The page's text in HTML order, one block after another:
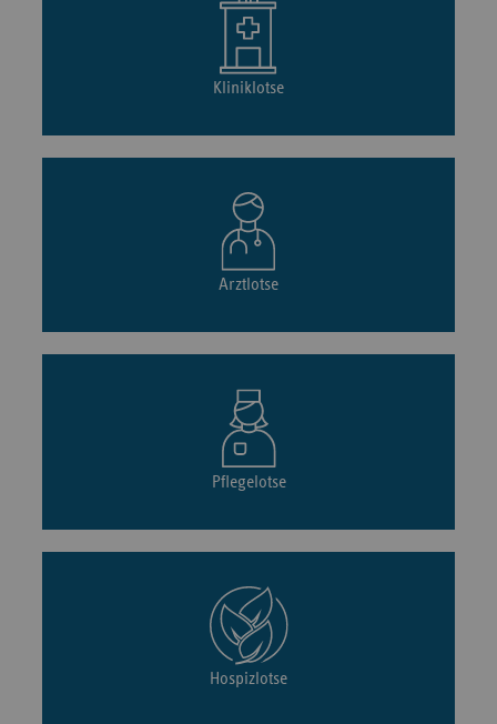
Kliniklotse
Arztlotse
Pflegelotse
Hospizlotse